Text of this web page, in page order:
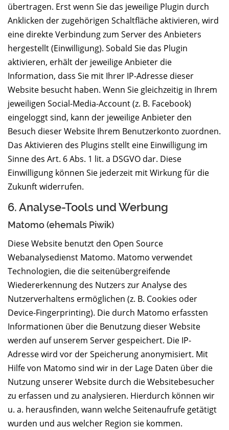
übertragen. Erst wenn Sie das jeweilige Plugin durch
Anklicken der zugehörigen Schaltfläche aktivieren, wird
eine direkte Verbindung zum Server des Anbieters
hergestellt (Einwilligung). Sobald Sie das Plugin
aktivieren, erhält der jeweilige Anbieter die
Information, dass Sie mit Ihrer IP-Adresse dieser
Website besucht haben. Wenn Sie gleichzeitig in Ihrem
jeweiligen Social-Media-Account (z. B. Facebook)
eingeloggt sind, kann der jeweilige Anbieter den
Besuch dieser Website Ihrem Benutzerkonto zuordnen.
Das Aktivieren des Plugins stellt eine Einwilligung im
Sinne des Art. 6 Abs. 1 lit. a DSGVO dar. Diese
Einwilligung können Sie jederzeit mit Wirkung für die
Zukunft widerrufen.
6. Analyse-Tools und Werbung
Matomo (ehemals Piwik)
Diese Website benutzt den Open Source
Webanalysedienst Matomo. Matomo verwendet
Technologien, die die seitenübergreifende
Wiedererkennung des Nutzers zur Analyse des
Nutzerverhaltens ermöglichen (z. B. Cookies oder
Device-Fingerprinting). Die durch Matomo erfassten
Informationen über die Benutzung dieser Website
werden auf unserem Server gespeichert. Die IP-
Adresse wird vor der Speicherung anonymisiert. Mit
Hilfe von Matomo sind wir in der Lage Daten über die
Nutzung unserer Website durch die Websitebesucher
zu erfassen und zu analysieren. Hierdurch können wir
u. a. herausfinden, wann welche Seitenaufrufe getätigt
wurden und aus welcher Region sie kommen.